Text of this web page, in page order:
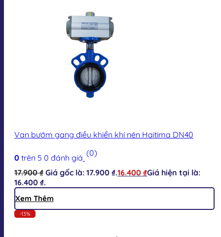
Van bướm gang điều khiển khí nén Haitima DN40
0 trên 5 0 đánh giá (0)
17.900₫ Giá gốc là: 17.900 ₫.16.400 ₫Giá hiện tại là:
16.400 ₫.
Xem Thêm
-13%